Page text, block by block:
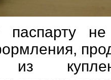
паспарту
из